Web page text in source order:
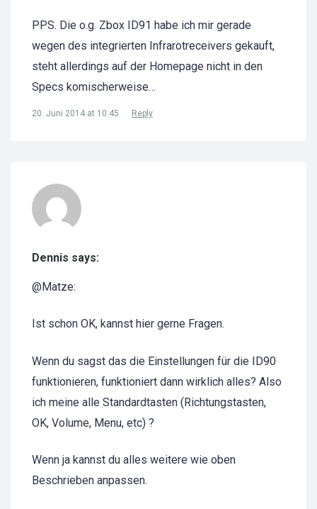
PPS. Die o.g. Zbox ID91 habe ich mir gerade
wegen des integrierten Infrarotreceivers gekauft,
steht allerdings auf der Homepage nicht in den
Specs komischerweise…
20. Juni 2014 at 10:45 Reply
Dennis says:
@Matze:
Ist schon OK, kannst hier gerne Fragen.
Wenn du sagst das die Einstellungen für die ID90
funktionieren, funktioniert dann wirklich alles? Also
ich meine alle Standardtasten (Richtungstasten,
OK, Volume, Menu, etc) ?
Wenn ja kannst du alles weitere wie oben
Beschrieben anpassen.